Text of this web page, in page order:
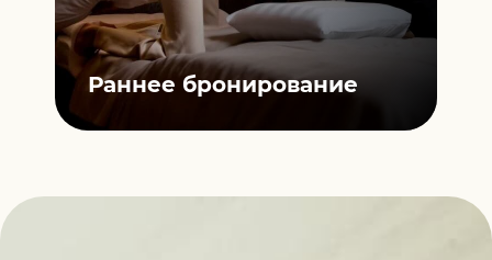
Раннее бронирование